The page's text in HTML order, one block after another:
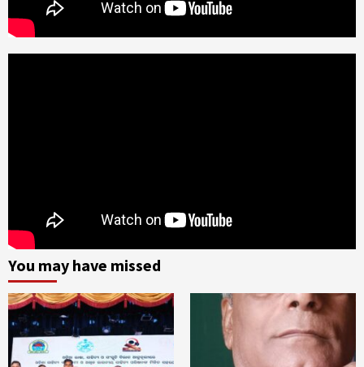
You may have missed